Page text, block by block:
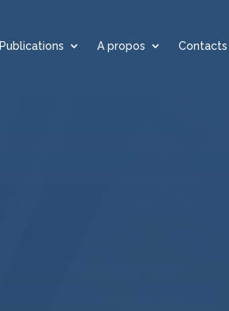
Publications A propos Contacts